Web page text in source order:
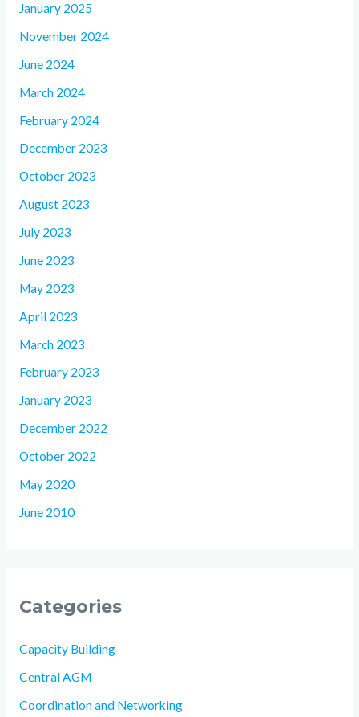
January 2025
November 2024
June 2024
March 2024
February 2024
December 2023
October 2023
August 2023
July 2023
June 2023
May 2023
April 2023
March 2023
February 2023
January 2023
December 2022
October 2022
May 2020
June 2010
Categories
Capacity Building
Central AGM
Coordination and Networking